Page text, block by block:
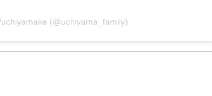
(@uchiyama_family)